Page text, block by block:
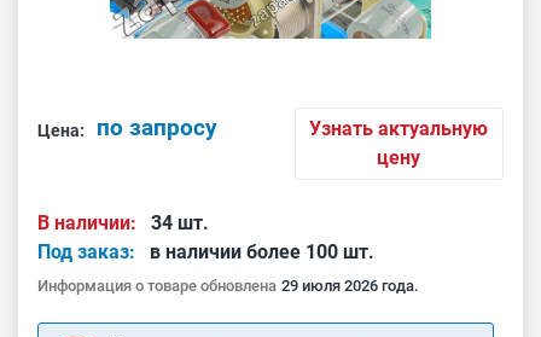
Цена: по запросу
Узнать актуальную
цену
В наличии:
34 шт.
Под заказ:
в наличии более 100 шт.
Информация о товаре обновлена 29 июля 2026 года.